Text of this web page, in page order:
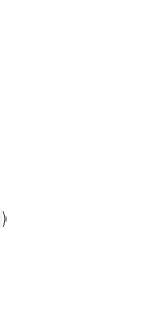
)